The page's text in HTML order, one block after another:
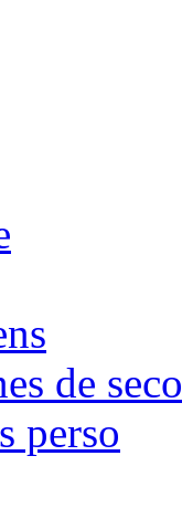
de
perso